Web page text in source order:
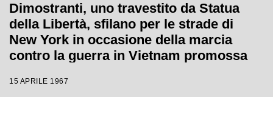
Dimostranti, uno travestito da Statua
della Libertà, sfilano per le strade di
New York in occasione della marcia
contro la guerra in Vietnam promossa
15 APRILE 1967